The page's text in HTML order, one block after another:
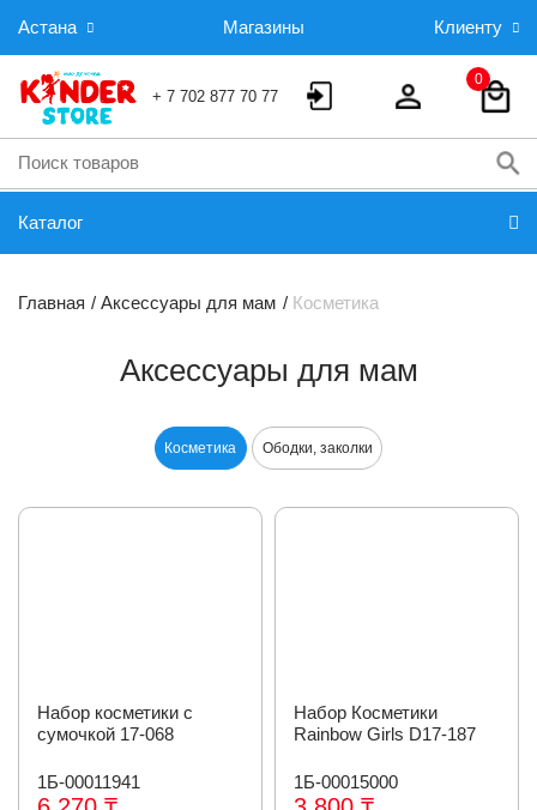
Астана Магазины Клиенту
+ 7 702 877 70 77
0
Каталог
Главная Аксессуары для мам Косметика
Аксессуары для мам
Косметика Ободки, заколки
Набор косметики с
сумочкой 17-068
1Б-00011941
Набор Косметики
Rainbow Girls D17-187
1Б-00015000